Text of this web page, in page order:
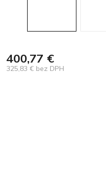
400,77 €
325,83 € bez DPH